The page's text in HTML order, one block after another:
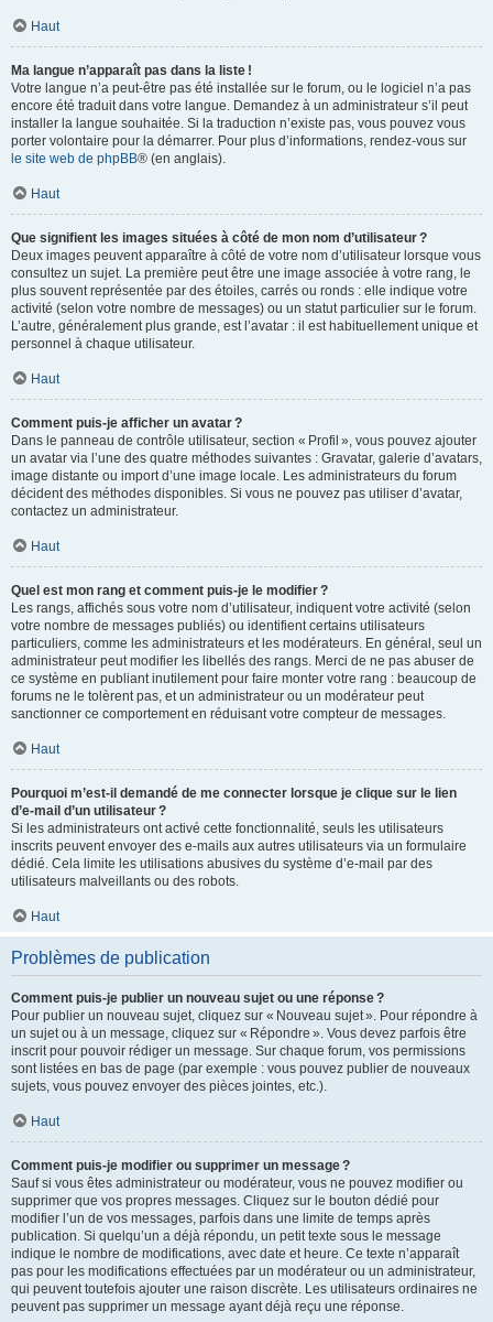
Haut
Ma langue n’apparaît pas dans la liste !
Votre langue n’a peut-être pas été installée sur le forum, ou le logiciel n’a pas
encore été traduit dans votre langue. Demandez à un administrateur s’il peut
installer la langue souhaitée. Si la traduction n’existe pas, vous pouvez vous
porter volontaire pour la démarrer. Pour plus d’informations, rendez-vous sur
le site web de phpBB® (en anglais).
Haut
Que signifient les images situées à côté de mon nom d’utilisateur ?
Deux images peuvent apparaître à côté de votre nom d’utilisateur lorsque vous
consultez un sujet. La première peut être une image associée à votre rang, le
plus souvent représentée par des étoiles, carrés ou ronds : elle indique votre
activité (selon votre nombre de messages) ou un statut particulier sur le forum.
L’autre, généralement plus grande, est l’avatar : il est habituellement unique et
personnel à chaque utilisateur.
Haut
Comment puis-je afficher un avatar ?
Dans le panneau de contrôle utilisateur, section « Profil », vous pouvez ajouter
un avatar via l’une des quatre méthodes suivantes : Gravatar, galerie d’avatars,
image distante ou import d’une image locale. Les administrateurs du forum
décident des méthodes disponibles. Si vous ne pouvez pas utiliser d’avatar,
contactez un administrateur.
Haut
Quel est mon rang et comment puis-je le modifier ?
Les rangs, affichés sous votre nom d’utilisateur, indiquent votre activité (selon
votre nombre de messages publiés) ou identifient certains utilisateurs
particuliers, comme les administrateurs et les modérateurs. En général, seul un
administrateur peut modifier les libellés des rangs. Merci de ne pas abuser de
ce système en publiant inutilement pour faire monter votre rang : beaucoup de
forums ne le tolèrent pas, et un administrateur ou un modérateur peut
sanctionner ce comportement en réduisant votre compteur de messages.
Haut
Pourquoi m’est-il demandé de me connecter lorsque je clique sur le lien
d’e-mail d’un utilisateur ?
Si les administrateurs ont activé cette fonctionnalité, seuls les utilisateurs
inscrits peuvent envoyer des e-mails aux autres utilisateurs via un formulaire
dédié. Cela limite les utilisations abusives du système d’e-mail par des
utilisateurs malveillants ou des robots.
Haut
Problèmes de publication
Comment puis-je publier un nouveau sujet ou une réponse ?
Pour publier un nouveau sujet, cliquez sur « Nouveau sujet ». Pour répondre à
un sujet ou à un message, cliquez sur « Répondre ». Vous devez parfois être
inscrit pour pouvoir rédiger un message. Sur chaque forum, vos permissions
sont listées en bas de page (par exemple : vous pouvez publier de nouveaux
sujets, vous pouvez envoyer des pièces jointes, etc.).
Haut
Comment puis-je modifier ou supprimer un message ?
Sauf si vous êtes administrateur ou modérateur, vous ne pouvez modifier ou
supprimer que vos propres messages. Cliquez sur le bouton dédié pour
modifier l’un de vos messages, parfois dans une limite de temps après
publication. Si quelqu’un a déjà répondu, un petit texte sous le message
indique le nombre de modifications, avec date et heure. Ce texte n’apparaît
pas pour les modifications effectuées par un modérateur ou un administrateur,
qui peuvent toutefois ajouter une raison discrète. Les utilisateurs ordinaires ne
peuvent pas supprimer un message ayant déjà reçu une réponse.